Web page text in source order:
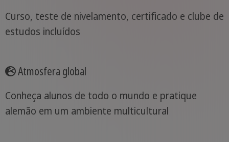
Curso, teste de nivelamento, certificado e clube de
estudos incluídos
Atmosfera global
Conheça alunos de todo o mundo e pratique
alemão em um ambiente multicultural